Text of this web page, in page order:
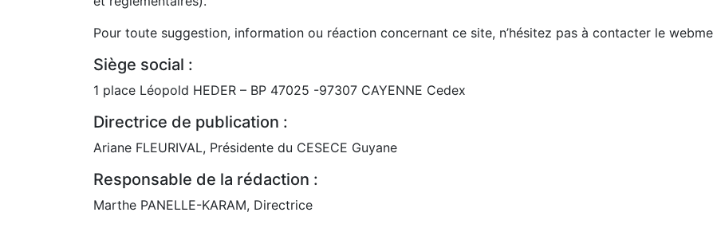
Pour toute suggestion, information ou réaction concernant ce site, n’hésitez pas à contacter le
Siège social :
1 place Léopold HEDER – BP 47025 -97307 CAYENNE Cedex
Directrice de publication :
Ariane FLEURIVAL, Présidente du CESECE Guyane
Responsable de la rédaction :
Marthe PANELLE-KARAM, Directrice